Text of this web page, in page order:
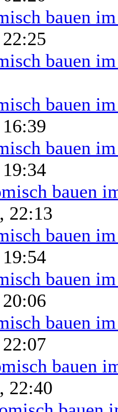
bauen
bauen
bauen
bauen
bauen
22:13
bauen
bauen
bauen
bauen
22:40